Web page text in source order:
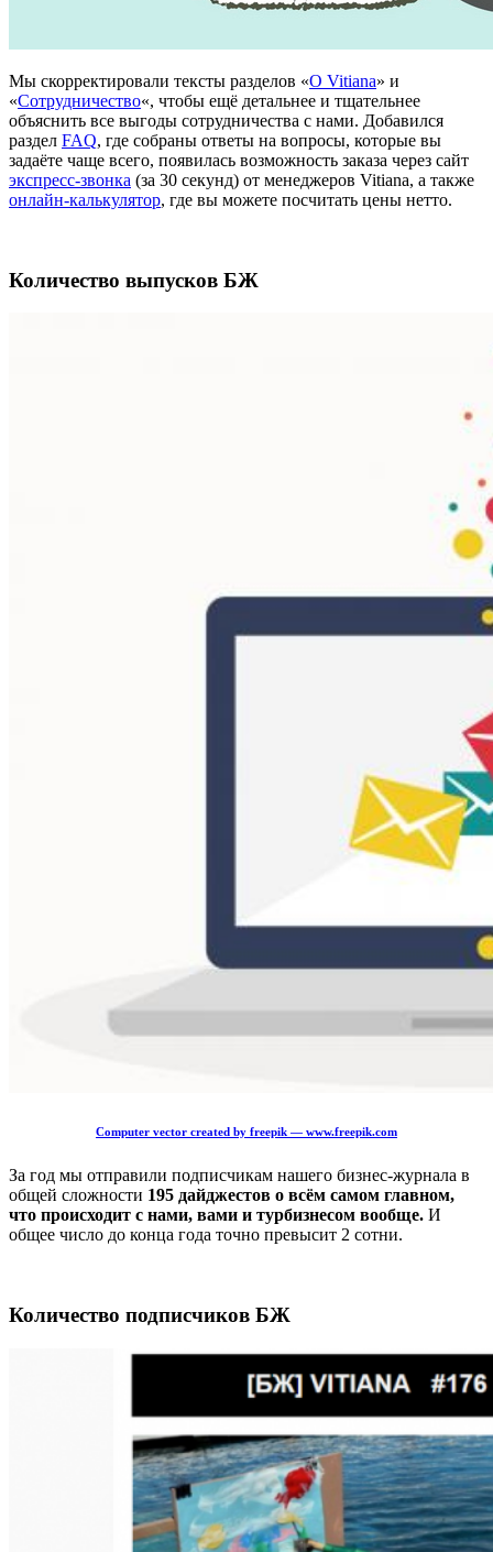
Мы скорректировали тексты разделов «О Vitiana» и
«Сотрудничество«, чтобы ещё детальнее и тщательнее
объяснить все выгоды сотрудничества с нами. Добавился
раздел FAQ, где собраны ответы на вопросы, которые вы
задаёте чаще всего, появилась возможность заказа через сайт
экспресс-звонка (за 30 секунд) от менеджеров Vitiana, а также
онлайн-калькулятор, где вы можете посчитать цены нетто.
Количество выпусков БЖ
Computer vector created by freepik — www.freepik.com
За год мы отправили подписчикам нашего бизнес-журнала в
общей сложности 195 дайджестов о всём самом главном,
что происходит с нами, вами и турбизнесом вообще. И
общее число до конца года точно превысит 2 сотни.
Количество подписчиков БЖ